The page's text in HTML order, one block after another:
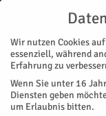
Start
Wir nutzen Cookies
essenziell, während
Erfahrung zu
Wenn Sie unter 16
Diensten geben
um Erlaubnis bitten.